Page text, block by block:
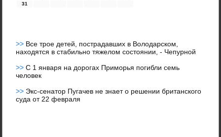
31
>> Все трое детей, пострадавших в Володарском,
находятся в стабильно тяжелом состоянии, - Чепурной
>>С 1 января на дорогах Приморья погибли семь
человек
>> Экс-сенатор Пугачев не знает о решении британского
суда от 22 февраля